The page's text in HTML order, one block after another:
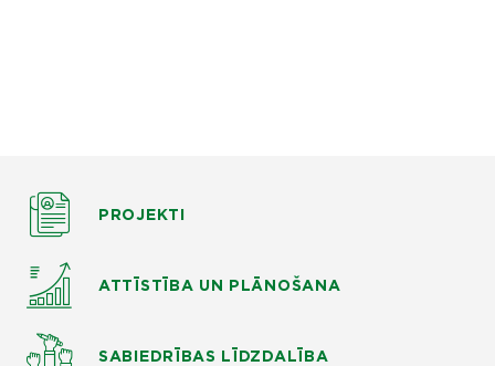
PROJEKTI
ATTĪSTĪBA UN PLĀNOŠANA
SABIEDRĪBAS LĪDZDALĪBA